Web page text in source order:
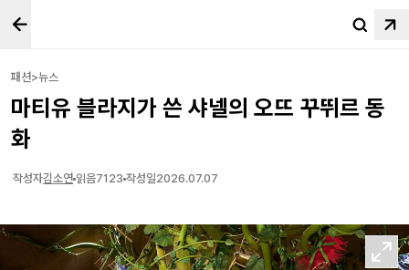
패션>뉴스
마티유 블라지가 쓴 샤넬의 오뜨 꾸뛰르 동
화
작성자김소연 읽음7123 작성일2026.07.07